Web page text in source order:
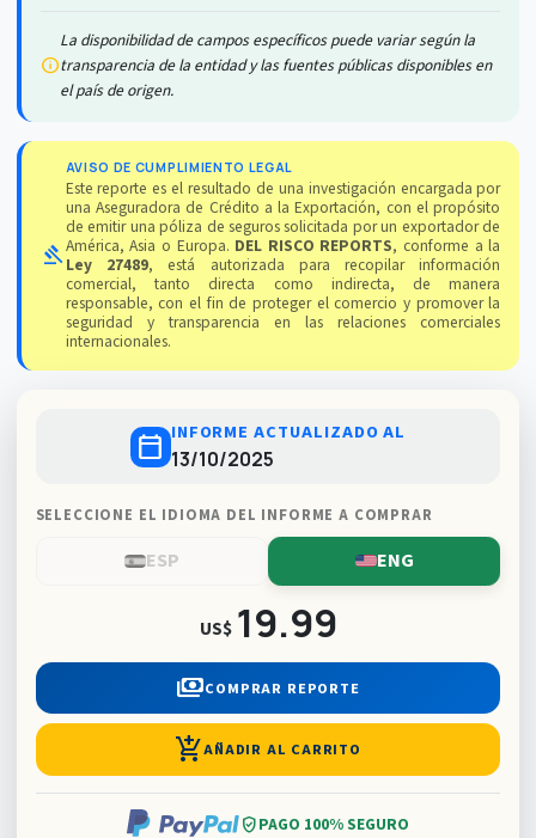
info
La disponibilidad de campos específicos puede variar según la
transparencia de la entidad y las fuentes públicas disponibles en
el país de origen.
gavel
AVISO DE CUMPLIMIENTO LEGAL
Este reporte es el resultado de una investigación encargada por
una Aseguradora de Crédito a la Exportación, con el propósito
de emitir una póliza de seguros solicitada por un exportador de
América, Asia o Europa. DEL RISCO REPORTS, conforme a la
Ley 27489, está autorizada para recopilar información
comercial, tanto directa como indirecta, de manera
responsable, con el fin de proteger el comercio y promover la
seguridad y transparencia en las relaciones comerciales
internacionales.
calendar_today INFORME ACTUALIZADO AL
13/10/2025
SELECCIONE EL IDIOMA DEL INFORME A COMPRAR
ESP ENG
US$ 19.99
paymentsCOMPRAR REPORTE
add_shopping_cartAÑADIR AL CARRITO
verified_userPAGO 100% SEGURO